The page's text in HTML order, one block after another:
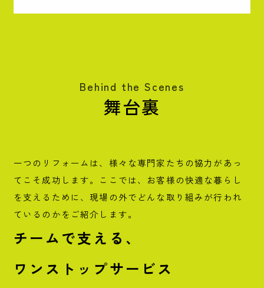
舞台裏
Behind the Scenes
一つのリフォームは、様々な専門家たちの協力があっ
てこそ成功します。ここでは、お客様の快適な暮らし
を支えるために、現場の外でどんな取り組みが行われ
ているのかをご紹介します。
チームで支える、
ワンストップサービス